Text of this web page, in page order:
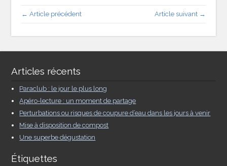
← Article précédent Article suivant →
Articles récents
Paraclub : le jour le plus long
Apéro-lecture : un moment de partage
Perturbations ou risques de coupure d’eau dans les jours à venir
Mise à disposition de compost
Une superbe dégustation
Étiquettes